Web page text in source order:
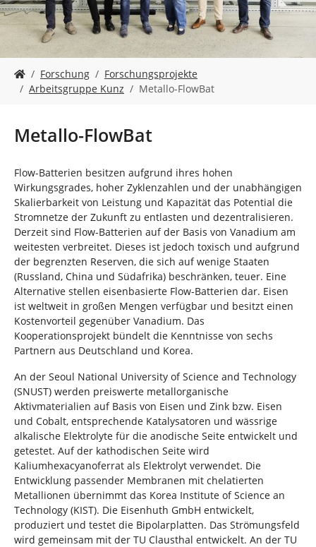
i
n
h
i
e
r
:
Forschung
Forschungsprojekte
Arbeitsgruppe Kunz
Metallo-FlowBat
Metallo-FlowBat
Flow-Batterien besitzen aufgrund ihres hohen
Wirkungsgrades, hoher Zyklenzahlen und der unabhängigen
Skalierbarkeit von Leistung und Kapazität das Potential die
Stromnetze der Zukunft zu entlasten und dezentralisieren.
Derzeit sind Flow-Batterien auf der Basis von Vanadium am
weitesten verbreitet. Dieses ist jedoch toxisch und aufgrund
der begrenzten Reserven, die sich auf wenige Staaten
(Russland, China und Südafrika) beschränken, teuer. Eine
Alternative stellen eisenbasierte Flow-Batterien dar. Eisen
ist weltweit in großen Mengen verfügbar und besitzt einen
Kostenvorteil gegenüber Vanadium. Das
Kooperationsprojekt bündelt die Kenntnisse von sechs
Partnern aus Deutschland und Korea.
An der Seoul National University of Science and Technology
(SNUST) werden preiswerte metallorganische
Aktivmaterialien auf Basis von Eisen und Zink bzw. Eisen
und Cobalt, entsprechende Katalysatoren und wässrige
alkalische Elektrolyte für die anodische Seite entwickelt und
getestet. Auf der kathodischen Seite wird
Kaliumhexacyanoferrat als Elektrolyt verwendet. Die
Entwicklung passender Membranen mit chelatierten
Metallionen übernimmt das Korea Institute of Science an
Technology (KIST). Die Eisenhuth GmbH entwickelt,
produziert und testet die Bipolarplatten. Das Strömungsfeld
wird gemeinsam mit der TU Clausthal entwickelt. An der TU